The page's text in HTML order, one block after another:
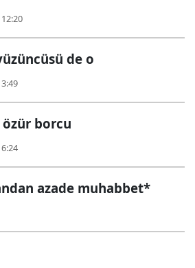
de o
özür borcu
azade muhabbet*